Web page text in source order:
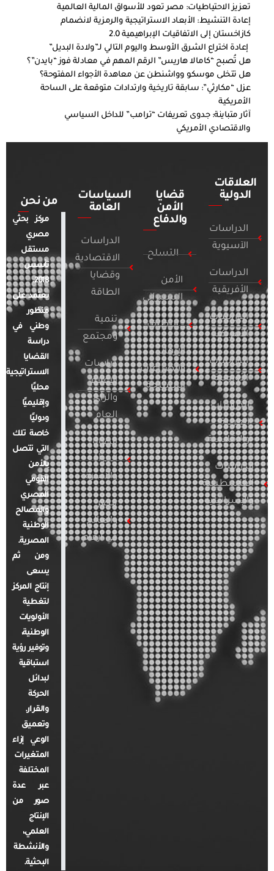
تعزيز الاحتياطيات: مصر تعود للأسواق المالية العالمية
إعادة التنشيط: الأبعاد الاستراتيجية والرمزية لانضمام
كازاخستان إلى الاتفاقيات الإبراهيمية 2.0
إعادة اختراع الشرق الأوسط واليوم التالي لـ”ولادة البديل”
هل تُصبح “كامالا هاريس” الرقم المهم في معادلة فوز “بايدن”؟
هل تتخلى موسكو وواشنطن عن معاهدة الأجواء المفتوحة؟
عزل “مكارثي”: سابقة تاريخية وارتدادات متوقعة على الساحة
الأمريكية
آثار متباينة: جدوى تعريفات “ترامب” للداخل السياسي
والاقتصادي الأمريكي
العلاقات
الدولية
الدراسات
الآسيوية
الدراسات
الأفريقية
الدراسات
الأمريكية
الدراسات
الأوروبية
الدراسات
العربية
والإقليمية
الدراسات
الفلسطينية
والإسرائيلية
قضايا
الأمن
والدفاع
التسلح
الأمن
السيبراني
التطرف
الإرهاب
والصراعات
المسلحة
السياسات
العامة
الدراسات
الاقتصادية
وقضايا
الطاقة
تنمية
ومجتمع
دراسات
الإعلام
والرأي
العام
قضايا
المرأة
والأسرة
مصر
والعالم
في أرقام
من نحن
مركز بحثي
مصري
مستقل
تأسس
2018.
يعتمد على
منظور
وطني في
دراسة
القضايا
الاستراتيجية
محليًا
وإقليميًا
ودوليًا
خاصة تلك
التي تتصل
بالأمن
القومي
المصري
والمصالح
الوطنية
المصرية.
ومن ثم
يسعى
إنتاج المركز
لتغطية
الأولويات
الوطنية،
وتوفير رؤية
استباقية
لبدائل
الحركة
والقرار.
وتعميق
الوعي إزاء
المتغيرات
المختلفة
عبر عدة
صور من
الإنتاج
العلمي،
والأنشطة
البحثية.